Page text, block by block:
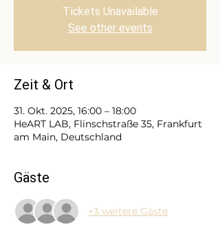
Tickets Unavailable
See other events
Zeit & Ort
31. Okt. 2025, 16:00 – 18:00
HeART LAB, Flinschstraße 35, Frankfurt
am Main, Deutschland
Gäste
+3 weitere Gäste